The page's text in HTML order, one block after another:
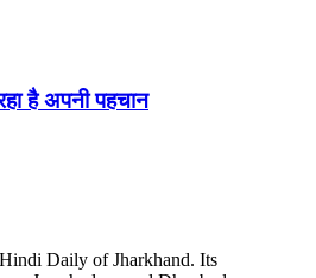
है अपनी पहचान
Daily of Jharkhand. Its